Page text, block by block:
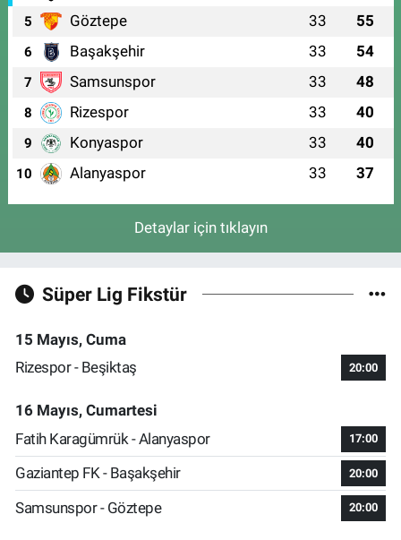
5 Göztepe 33 55
6 Başakşehir 33 54
7 Samsunspor 33 48
8 Rizespor 33 40
9 Konyaspor 33 40
10 Alanyaspor 33 37
Detaylar için tıklayın
Süper Lig Fikstür
15 Mayıs, Cuma
Rizespor - Beşiktaş
20:00
16 Mayıs, Cumartesi
Fatih Karagümrük - Alanyaspor
17:00
Gaziantep FK - Başakşehir 20:00
Samsunspor - Göztepe 20:00